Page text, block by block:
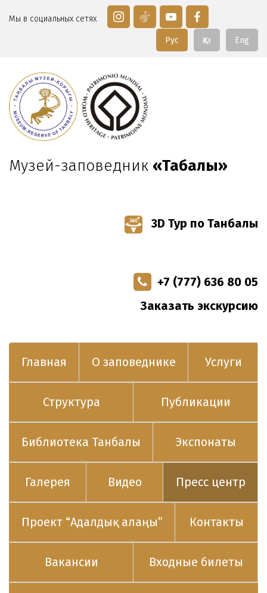
Мы в социальных сетях
Eng
Қаз
Рус
Музей-заповедник «Таңбалы»
3D Тур по Танбалы
+7 (777) 636 80 05
Заказать экскурсию
Главная О заповеднике Услуги
Структура Публикации
Библиотека Танбалы Экспонаты
Галерея Видео Пресс центр
Проект “Адалдық алаңы” Контакты
Вакансии Входные билеты